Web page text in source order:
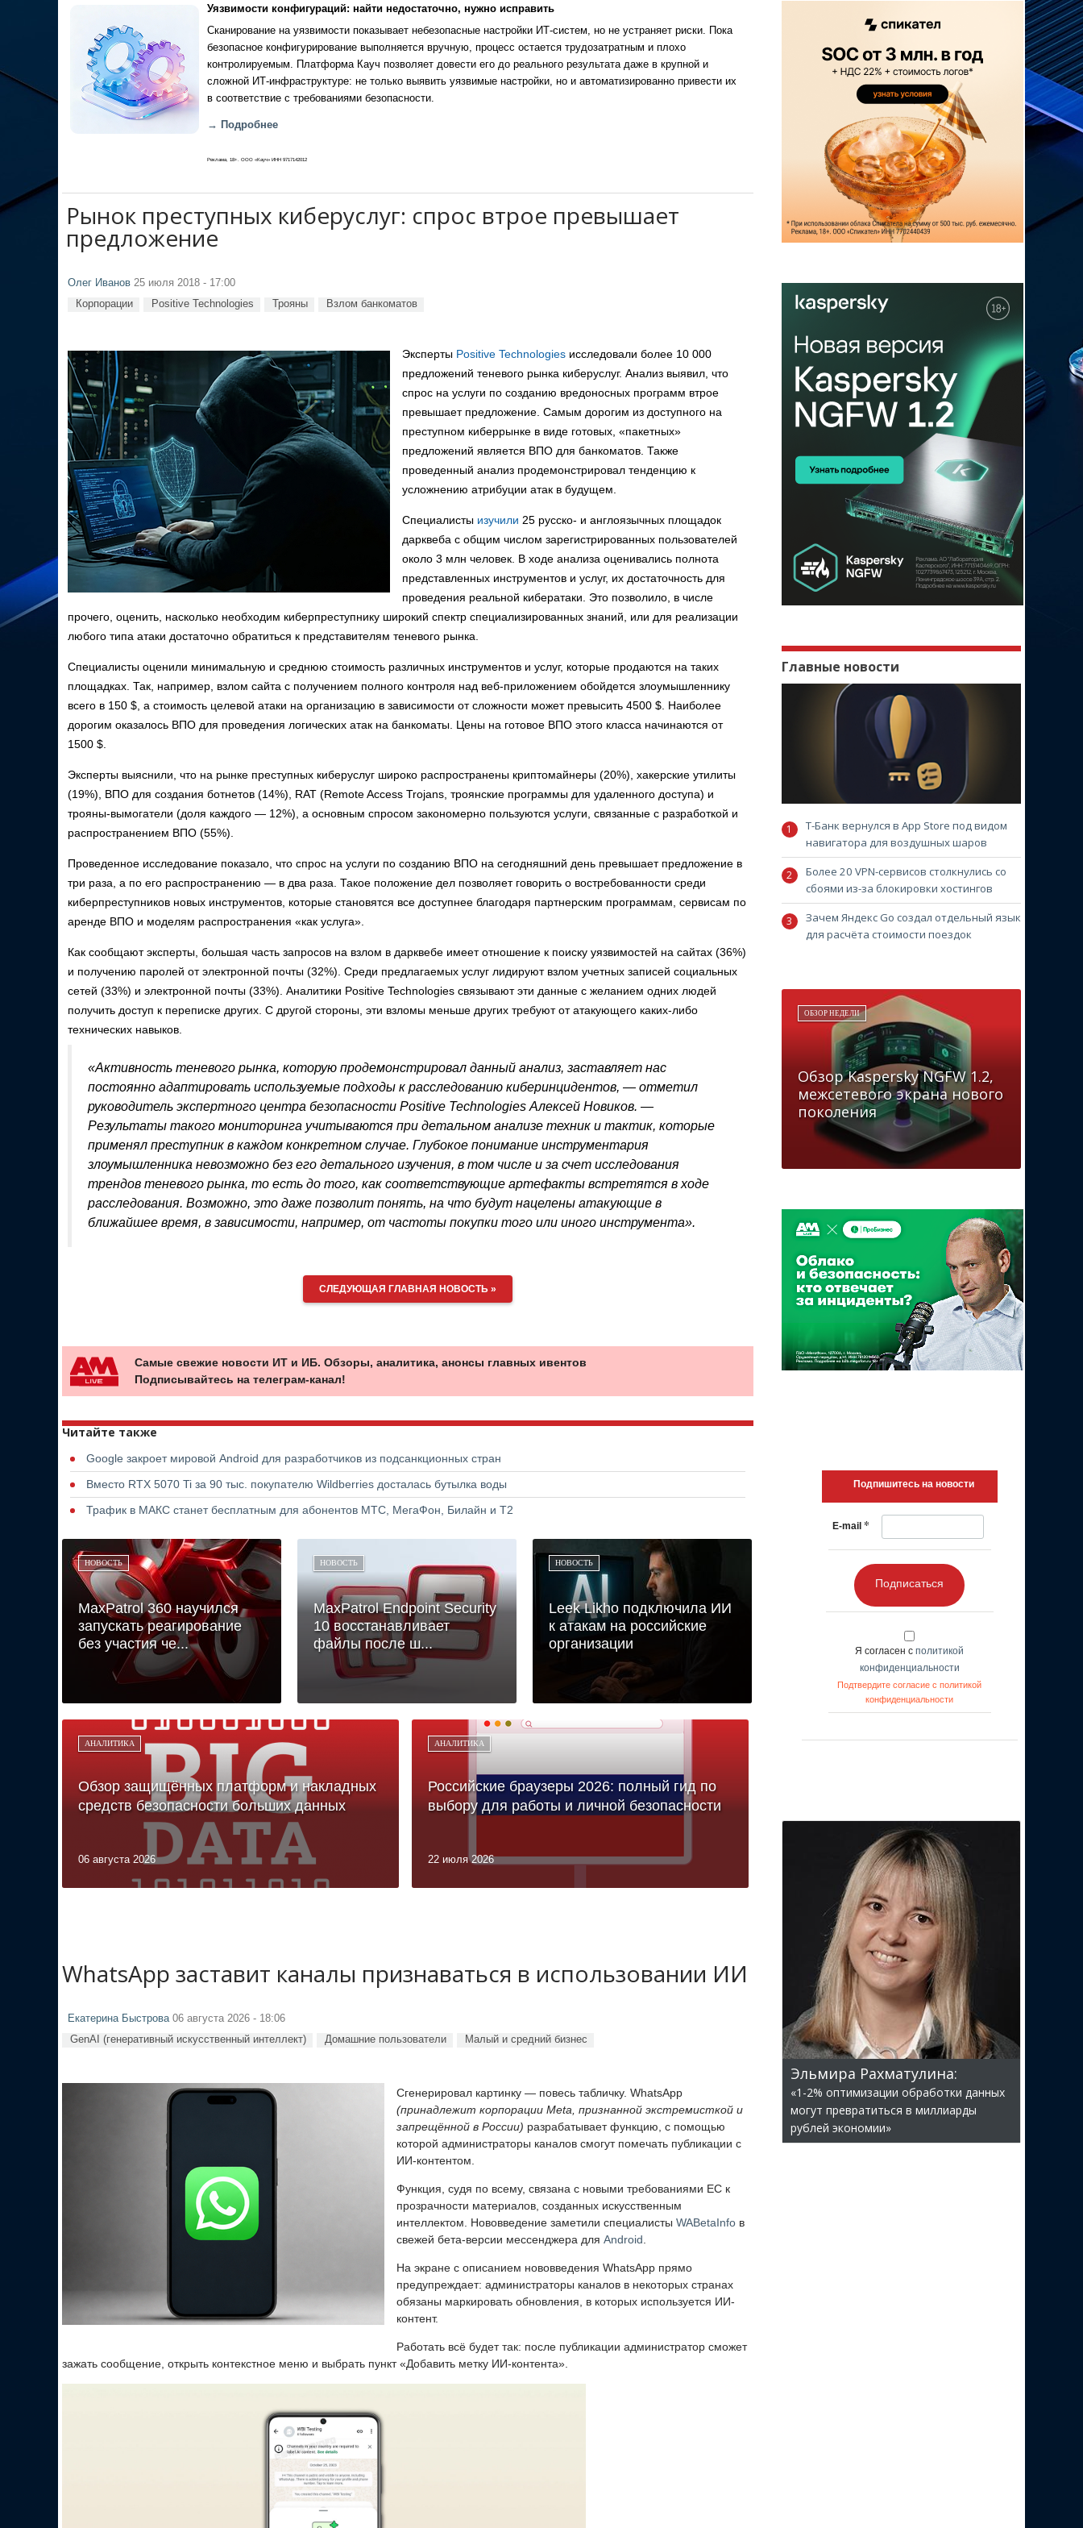
Уязвимости конфигураций: найти недостаточно, нужно исправить
Сканирование на уязвимости показывает небезопасные настройки ИТ-систем, но не устраняет риски. Пока
безопасное конфигурирование выполняется вручную, процесс остается трудозатратным и плохо
контролируемым. Платформа Кауч позволяет довести его до реального результата даже в крупной и
сложной ИТ-инфраструктуре: не только выявить уязвимые настройки, но и автоматизированно привести их
в соответствие с требованиями безопасности.
→ Подробнее
Реклама, 18+. ООО «Кауч» ИНН 9717142012
Рынок преступных киберуслуг: спрос втрое превышает
предложение
Олег Иванов 25 июля 2018 - 17:00
Корпорации Positive Technologies Трояны Взлом банкоматов
Эксперты Positive Technologies исследовали более 10 000
предложений теневого рынка киберуслуг. Анализ выявил, что
спрос на услуги по созданию вредоносных программ втрое
превышает предложение. Самым дорогим из доступного на
преступном киберрынке в виде готовых, «пакетных»
предложений является ВПО для банкоматов. Также
проведенный анализ продемонстрировал тенденцию к
усложнению атрибуции атак в будущем.
Специалисты изучили 25 русско- и англоязычных площадок
дарквеба с общим числом зарегистрированных пользователей
около 3 млн человек. В ходе анализа оценивались полнота
представленных инструментов и услуг, их достаточность для
проведения реальной кибератаки. Это позволило, в числе
прочего, оценить, насколько необходим киберпреступнику широкий спектр специализированных знаний, или для реализации
любого типа атаки достаточно обратиться к представителям теневого рынка.
Специалисты оценили минимальную и среднюю стоимость различных инструментов и услуг, которые продаются на таких
площадках. Так, например, взлом сайта с получением полного контроля над веб-приложением обойдется злоумышленнику
всего в 150 $, а стоимость целевой атаки на организацию в зависимости от сложности может превысить 4500 $. Наиболее
дорогим оказалось ВПО для проведения логических атак на банкоматы. Цены на готовое ВПО этого класса начинаются от
1500 $.
Эксперты выяснили, что на рынке преступных киберуслуг широко распространены криптомайнеры (20%), хакерские утилиты
(19%), ВПО для создания ботнетов (14%), RAT (Remote Access Trojans, троянские программы для удаленного доступа) и
трояны-вымогатели (доля каждого ― 12%), а основным спросом закономерно пользуются услуги, связанные с разработкой и
распространением ВПО (55%).
Проведенное исследование показало, что спрос на услуги по созданию ВПО на сегодняшний день превышает предложение в
три раза, а по его распространению ― в два раза. Такое положение дел позволяет говорить о востребованности среди
киберпреступников новых инструментов, которые становятся все доступнее благодаря партнерским программам, сервисам по
аренде ВПО и моделям распространения «как услуга».
Как сообщают эксперты, большая часть запросов на взлом в дарквебе имеет отношение к поиску уязвимостей на сайтах (36%)
и получению паролей от электронной почты (32%). Среди предлагаемых услуг лидируют взлом учетных записей социальных
сетей (33%) и электронной почты (33%). Аналитики Positive Technologies связывают эти данные с желанием одних людей
получить доступ к переписке других. С другой стороны, эти взломы меньше других требуют от атакующего каких-либо
технических навыков.
«Активность теневого рынка, которую продемонстрировал данный анализ, заставляет нас
постоянно адаптировать используемые подходы к расследованию киберинцидентов, ― отметил
руководитель экспертного центра безопасности Positive Technologies Алексей Новиков. ―
Результаты такого мониторинга учитываются при детальном анализе техник и тактик, которые
применял преступник в каждом конкретном случае. Глубокое понимание инструментария
злоумышленника невозможно без его детального изучения, в том числе и за счет исследования
трендов теневого рынка, то есть до того, как соответствующие артефакты встретятся в ходе
расследования. Возможно, это даже позволит понять, на что будут нацелены атакующие в
ближайшее время, в зависимости, например, от частоты покупки того или иного инструмента».
СЛЕДУЮЩАЯ ГЛАВНАЯ НОВОСТЬ »
Самые свежие новости ИТ и ИБ. Обзоры, аналитика, анонсы главных ивентов
Подписывайтесь на телеграм-канал!
Читайте также
Google закроет мировой Android для разработчиков из подсанкционных стран
Вместо RTX 5070 Ti за 90 тыс. покупателю Wildberries досталась бутылка воды
Трафик в МАКС станет бесплатным для абонентов МТС, МегаФон, Билайн и Т2
НОВОСТЬ
MaxPatrol 360 научился
запускать реагирование
без участия че...
НОВОСТЬ
MaxPatrol Endpoint Security
10 восстанавливает
файлы после ш...
НОВОСТЬ
Leek Likho подключила ИИ
к атакам на российские
организации
АНАЛИТИКА
Обзор защищённых платформ и накладных
средств безопасности больших данных
06 августа 2026
АНАЛИТИКА
Российские браузеры 2026: полный гид по
выбору для работы и личной безопасности
22 июля 2026
WhatsApp заставит каналы признаваться в использовании ИИ
Екатерина Быстрова 06 августа 2026 - 18:06
GenAI (генеративный искусственный интеллект) Домашние пользователи Малый и средний бизнес
Сгенерировал картинку — повесь табличку. WhatsApp
(принадлежит корпорации Meta, признанной экстремисткой и
запрещённой в России) разрабатывает функцию, с помощью
которой администраторы каналов смогут помечать публикации с
ИИ-контентом.
Функция, судя по всему, связана с новыми требованиями ЕС к
прозрачности материалов, созданных искусственным
интеллектом. Нововведение заметили специалисты WABetaInfo в
свежей бета-версии мессенджера для Android
На экране с описанием нововведения WhatsApp прямо
предупреждает: администраторы каналов в некоторых странах
обязаны маркировать обновления, в которых используется ИИ-
контент.
Работать всё будет так: после публикации администратор сможет
зажать сообщение, открыть контекстное меню и выбрать пункт «Добавить метку ИИ-контента».
Главные новости
Т-Банк вернулся в App Store под видом
навигатора для воздушных шаров
Более 20 VPN-сервисов столкнулись со
сбоями из-за блокировки хостингов
Зачем Яндекс Go создал отдельный язык
для расчёта стоимости поездок
ОБЗОР НЕДЕЛИ
Обзор Kaspersky NGFW 1.2,
межсетевого экрана нового
поколения
Подпишитесь на новости
E-mail *
Подписаться
Я согласен с политикой
конфиденциальности
Подтвердите согласие с политикой
конфиденциальности
Эльмира Рахматулина:
«1-2% оптимизации обработки данных
могут превратиться в миллиарды
рублей экономии»